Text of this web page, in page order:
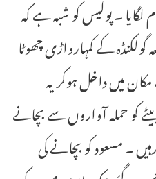
لگایا ۔ پولیس کو شبہ ہے کہ
کے کمہارواڑی چھوٹا
میں داخل ہوکر یہ
کو حملہ آواروں سے بچانے
۔ مسعود کو بچانے کی